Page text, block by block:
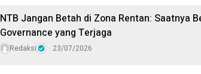
NTB Jangan Betah di Zona Rentan: Saatnya
Governance yang Terjaga
Redaksi 23/07/2026